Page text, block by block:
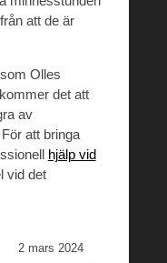
att de är
Olles
det att
av
att bringa
hjälp vid
vid det
2 mars 2024